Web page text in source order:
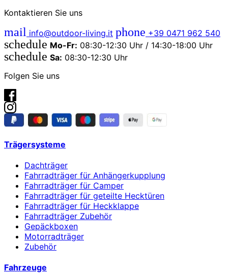
Kontaktieren Sie uns
mail info@outdoor-living.it phone +39 0471 962 540
schedule Mo-Fr: 08:30-12:30 Uhr / 14:30-18:00 Uhr
schedule Sa: 08:30-12:30 Uhr
Folgen Sie uns
Trägersysteme
Dachträger
Fahrradträger für Anhängerkupplung
Fahrradträger für Camper
Fahrradträger für geteilte Hecktüren
Fahrradträger für Heckklappe
Fahrradträger Zubehör
Gepäckboxen
Motorradträger
Zubehör
Fahrzeuge